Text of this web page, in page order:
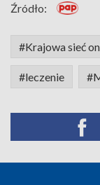
Źródło:
#Krajowa sieć
#leczenie